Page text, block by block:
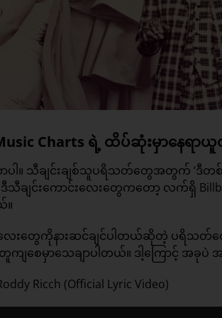
Charts ရဲ့ ထိပ်ဆုံးမှာနေရာ
ာပါ။ သီချင်းချစ်သူပရိသတ်တွေအတွက် ‘ဒီတ
ဒီသီချင်းကောင်းလေးတွေကတော့ လက်ရှိ
။
လေးတွေကိုနားဆင်ချင်ပါတယ်ဆိုတဲ့ ပရိသ
စေမှာသေချာပါတယ်။ ဒါ့ကြောင့် အခုပဲ
Ricch (Official Lyric Video)